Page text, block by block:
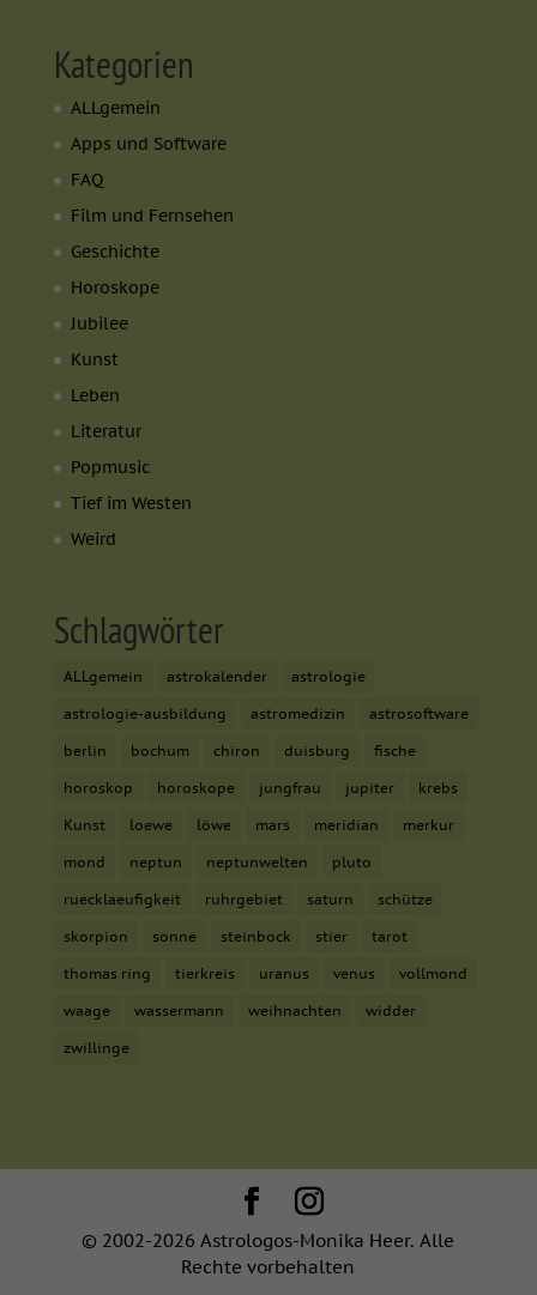
Kategorien
ALLgemein
Apps und Software
FAQ
Film und Fernsehen
Geschichte
Horoskope
Jubilee
Kunst
Leben
Literatur
Popmusic
Tief im Westen
Weird
Schlagwörter
ALLgemein astrokalender astrologie
astrologie-ausbildung astromedizin astrosoftware
berlin bochum chiron duisburg fische
horoskop horoskope jungfrau jupiter krebs
Kunst loewe löwe mars meridian merkur
mond neptun neptunwelten pluto
ruecklaeufigkeit ruhrgebiet saturn schütze
skorpion sonne steinbock stier tarot
thomas ring tierkreis uranus venus vollmond
waage wassermann weihnachten widder
zwillinge
© 2002-2026 Astrologos-Monika Heer. Alle
Rechte vorbehalten